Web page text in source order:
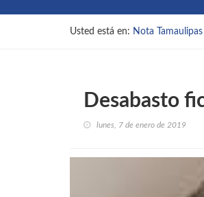
Usted está en: Nota Tamaulipas
Desabasto
lunes, 7 de enero de 2019